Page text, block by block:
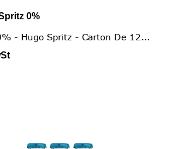
0%
- Hugo Spritz - Carton De 12...